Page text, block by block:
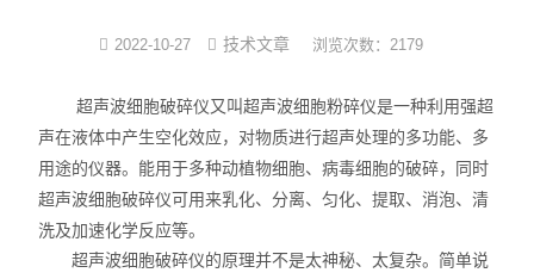
低温|恒温|制冷设备
培养箱系列
2022-10-27 技术文章 浏览次数：2179
超声波细胞破碎仪又叫超声波细胞粉碎仪是一种利用强超
声在液体中产生空化效应，对物质进行超声处理的多功能、多
用途的仪器。能用于多种动植物细胞、病毒细胞的破碎，同时
超声波细胞破碎仪可用来乳化、分离、匀化、提取、消泡、清
洗及加速化学反应等。
超声波细胞破碎仪的原理并不是太神秘、太复杂。简单说